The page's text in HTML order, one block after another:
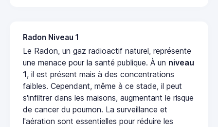
Radon Niveau 1
Le Radon, un gaz radioactif naturel, représente
une menace pour la santé publique. À un niveau
1, il est présent mais à des concentrations
faibles. Cependant, même à ce stade, il peut
s'infiltrer dans les maisons, augmentant le risque
de cancer du poumon. La surveillance et
l'aération sont essentielles pour réduire les